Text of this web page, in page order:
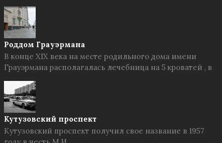
Роддом Грауэрмана
В конце XIX века на месте родильного дома имени
Грауэрмана располагалась лечебница на 5 кроватей , в
Кутузовский проспект
Кутузовский проспект получил свое название в 1957